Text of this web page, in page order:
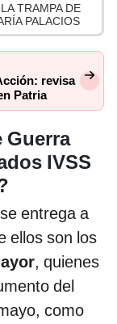
TRAMPA DE
PALACIOS
revisa
Patria
Guerra
IVSS
se entrega a
ellos son los
, quienes
del
como